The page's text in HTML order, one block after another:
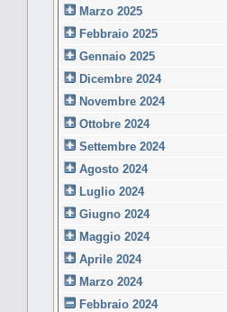
Marzo 2025
Febbraio 2025
Gennaio 2025
Dicembre 2024
Novembre 2024
Ottobre 2024
Settembre 2024
Agosto 2024
Luglio 2024
Giugno 2024
Maggio 2024
Aprile 2024
Marzo 2024
Febbraio 2024